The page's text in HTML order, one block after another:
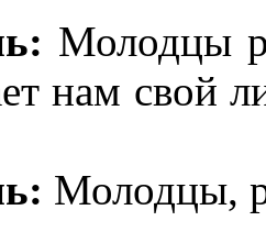
Молодцы
нам свой
Молодцы,